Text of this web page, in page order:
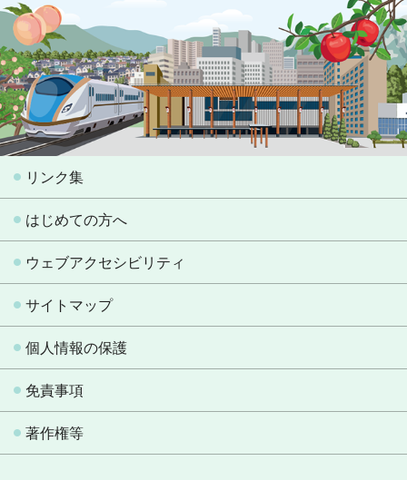
リンク集
はじめての方へ
ウェブアクセシビリティ
サイトマップ
個人情報の保護
免責事項
著作権等